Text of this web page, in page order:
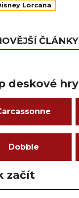
Lorcana
ČLÁNKY
deskové hry
Dobble
začít